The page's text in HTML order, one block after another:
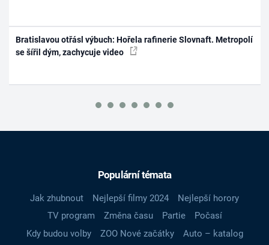
Bratislavou otřásl výbuch: Hořela rafinerie Slovnaft. Metropolí
se šířil dým, zachycuje video
Populární témata
Jak zhubnout Nejlepší filmy 2024
Nejlepší horory
TV program
Změna času Partie
Počasí
Kdy budou volby
ZOO Nové začátky
Auto – katalog